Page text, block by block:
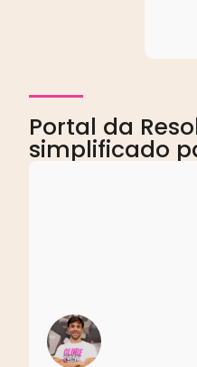
Portal da
simplificado